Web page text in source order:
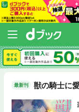
最新刊 獣の騎士に